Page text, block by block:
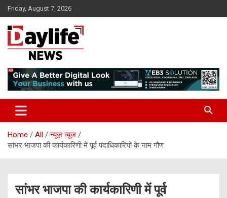
Skip
to
content
Friday, August 7, 2026
daylifenews
Home All
न्यूज़ व्यूज
सांभर भाजपा की कार्यकारिणी में पूर्व पदाधिकारियों के नाम गौण
सांभर भाजपा की कार्यकारिणी में पूर्व